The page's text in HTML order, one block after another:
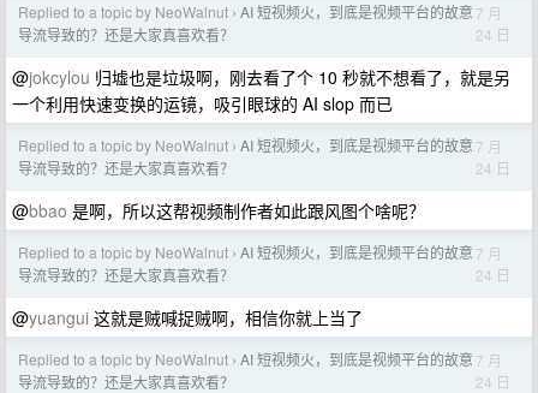
Replied to a topic by NeoWalnut › AI 短视频火，到底是视频平台的故意
导流导致的？还是大家真喜欢看？
7 月
24 日
@jokcylou 归墟也是垃圾啊，刚去看了个 10 秒就不想看了，就是另
一个利用快速变换的运镜，吸引眼球的 AI slop 而已
Replied to a topic by NeoWalnut › AI 短视频火，到底是视频平台的故意
导流导致的？还是大家真喜欢看？
7 月
24 日
@bbao 是啊，所以这帮视频制作者如此跟风图个啥呢？
Replied to a topic by NeoWalnut › AI 短视频火，到底是视频平台的故意
导流导致的？还是大家真喜欢看？
7 月
24 日
@yuangui 这就是贼喊捉贼啊，相信你就上当了
Replied to a topic by NeoWalnut › AI 短视频火，到底是视频平台的故意
导流导致的？还是大家真喜欢看？
7 月
24 日